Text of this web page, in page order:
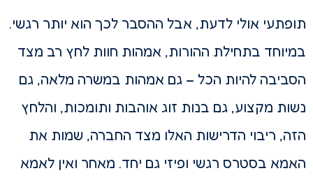
תופתעי אולי לדעת, אבל ההסבר לכך הוא יותר רגשי.
במיוחד בתחילת ההורות, אמהות חוות לחץ רב מצד
הסביבה להיות הכל – גם אמהות במשרה מלאה, גם
נשות מקצוע, גם בנות זוג אוהבות ותומכות, והלחץ
הזה, ריבוי הדרישות האלו מצד החברה, שמות את
האמא בסטרס רגשי ופיזי גם יחד. מאחר ואין לאמא